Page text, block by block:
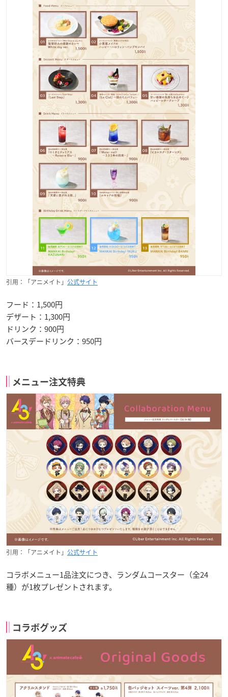
引用：「アニメイト」 公式サイト
フード：1,500円
デザート：1,300円
ドリンク：900円
バースデードリンク：950円
メニュー注文特典
引用：「アニメイト」 公式サイト
コラボメニュー1品注文につき、ランダムコースター（全24
種）が1枚プレゼントされます。
コラボグッズ